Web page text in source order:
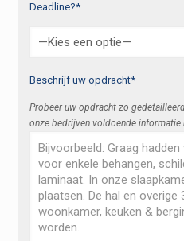
Deadline?*
Beschrijf uw opdracht*
Probeer uw opdracht zo
onze bedrijven voldoende informatie